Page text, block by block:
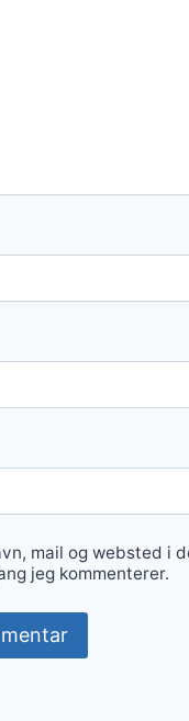
mail og websted i
jeg kommenterer.